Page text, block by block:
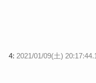
4: 2021/01/09(土)